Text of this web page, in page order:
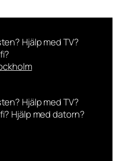
Hjälp med TV?
Hjälp med TV?
Hjälp med datorn?